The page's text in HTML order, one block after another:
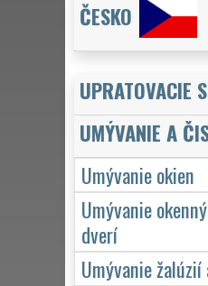
ČESKO
UPRATOVACIE
UMÝVANIE A
Umývanie okien
Umývanie
dverí
Umývanie